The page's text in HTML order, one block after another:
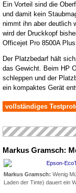
Ein Vorteil sind die
und damit kein
nimmt ihn aber deutlich
wird der Druckkopf
Officejet Pro 8500A
Der Platzbedarf hält
das Gewicht. Beim HP
schleppen und der
ein kompaktes Gerät
vollständiges
Markus Gramsch:
Markus Gramsch: Wenig
Laden der Tinte) dauert ein